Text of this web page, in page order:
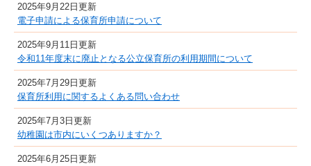
2025年9月22日更新
電子申請による保育所申請について
2025年9月11日更新
令和11年度末に廃止となる公立保育所の利用期間について
2025年7月29日更新
保育所利用に関するよくある問い合わせ
2025年7月3日更新
幼稚園は市内にいくつありますか？
2025年6月25日更新